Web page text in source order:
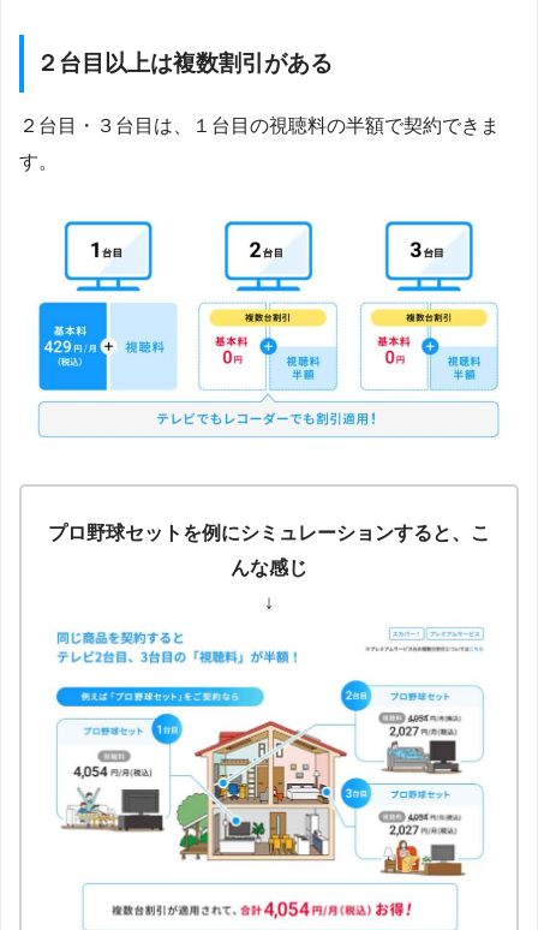
２台目以上は複数割引がある
２台目・３台目は、１台目の視聴料の半額で契約できま
す。
プロ野球セットを例にシミュレーションすると、こ
んな感じ
↓